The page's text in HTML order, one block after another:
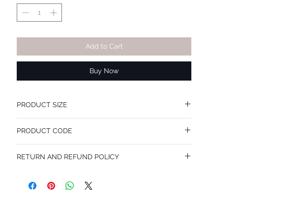
Add to Cart
Buy Now
PRODUCT SIZE
Pattern Repeat 53 cm
PRODUCT CODE
RETURN AND REFUND POLICY
customers know what to do in case they are dissatisfied with